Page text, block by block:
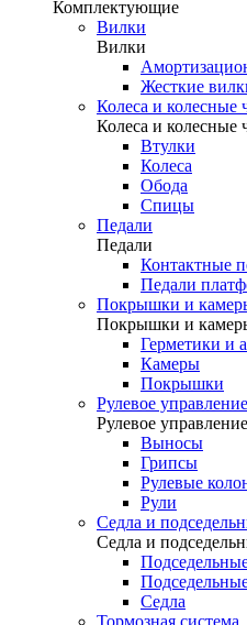
Комплектующие
Вилки
Вилки
Жесткие
Колеса и колесные
Колеса и колесные
Втулки
Колеса
Обода
Спицы
Педали
Педали
Контактные
Педали
Покрышки и
Покрышки и
Герметики и
Камеры
Покрышки
Рулевое управление
Рулевое управление
Выносы
Грипсы
Рулевые
Рули
Седла и
Седла и
Седла
Тормозная система